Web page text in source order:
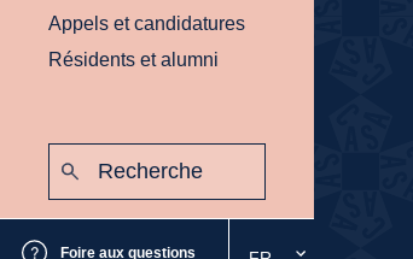
Appels et candidatures
Résidents et alumni
Foire aux questions